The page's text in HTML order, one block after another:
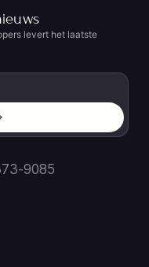
levert het laatste
9085